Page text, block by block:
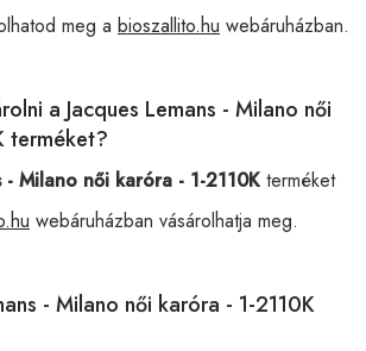
meg a bioszallito.hu webáruházban.
a Jacques Lemans - Milano női
terméket?
- Milano női karóra - 1-2110Kterméket
webáruházban vásárolhatja meg.
- Milano női karóra - 1-2110K